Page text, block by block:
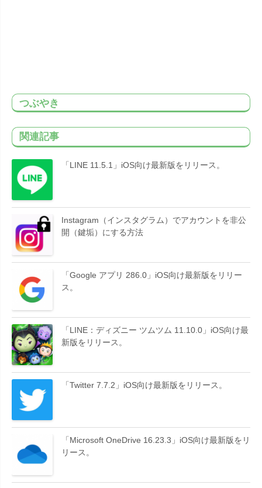
つぶやき
関連記事
「LINE 11.5.1」iOS向け最新版をリリース。
Instagram（インスタグラム）でアカウントを非公
開（鍵垢）にする方法
「Google アプリ 286.0」iOS向け最新版をリリー
ス。
「LINE：ディズニー ツムツム 11.10.0」iOS向け最
新版をリリース。
「Twitter 7.7.2」iOS向け最新版をリリース。
「Microsoft OneDrive 16.23.3」iOS向け最新版をリ
リース。